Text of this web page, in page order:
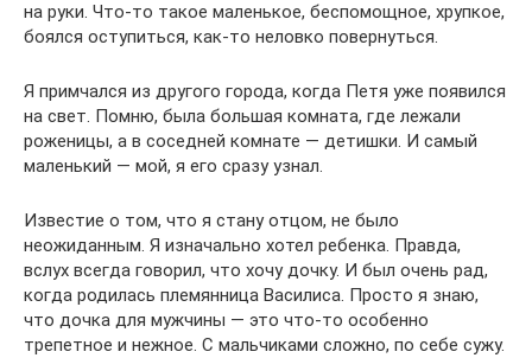
на руки. Что-то такое маленькое, беспомощное, хрупкое,
боялся оступиться, как-то неловко повернуться.
Я примчался из другого города, когда Петя уже появился
на свет. Помню, была большая комната, где лежали
роженицы, а в соседней комнате — детишки. И самый
маленький — мой, я его сразу узнал.
Известие о том, что я стану отцом, не было
неожиданным. Я изначально хотел ребенка. Правда,
вслух всегда говорил, что хочу дочку. И был очень рад,
когда родилась племянница Василиса. Просто я знаю,
что дочка для мужчины — это что-то особенно
трепетное и нежное. С мальчиками сложно, по себе сужу.